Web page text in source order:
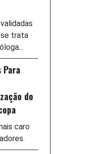
trata
Para
do
caro